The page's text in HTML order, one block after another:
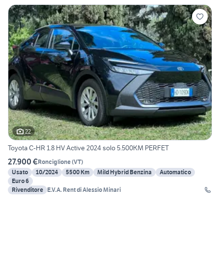
22
Toyota C-HR 1.8 HV Active 2024 solo 5.500KM PERFET
27.900 €Ronciglione(VT)
Usato
10/2024 5500 Km Mild Hybrid Benzina
Automatico
Euro 6
Rivenditore E.V.A. Rent di Alessio Minari